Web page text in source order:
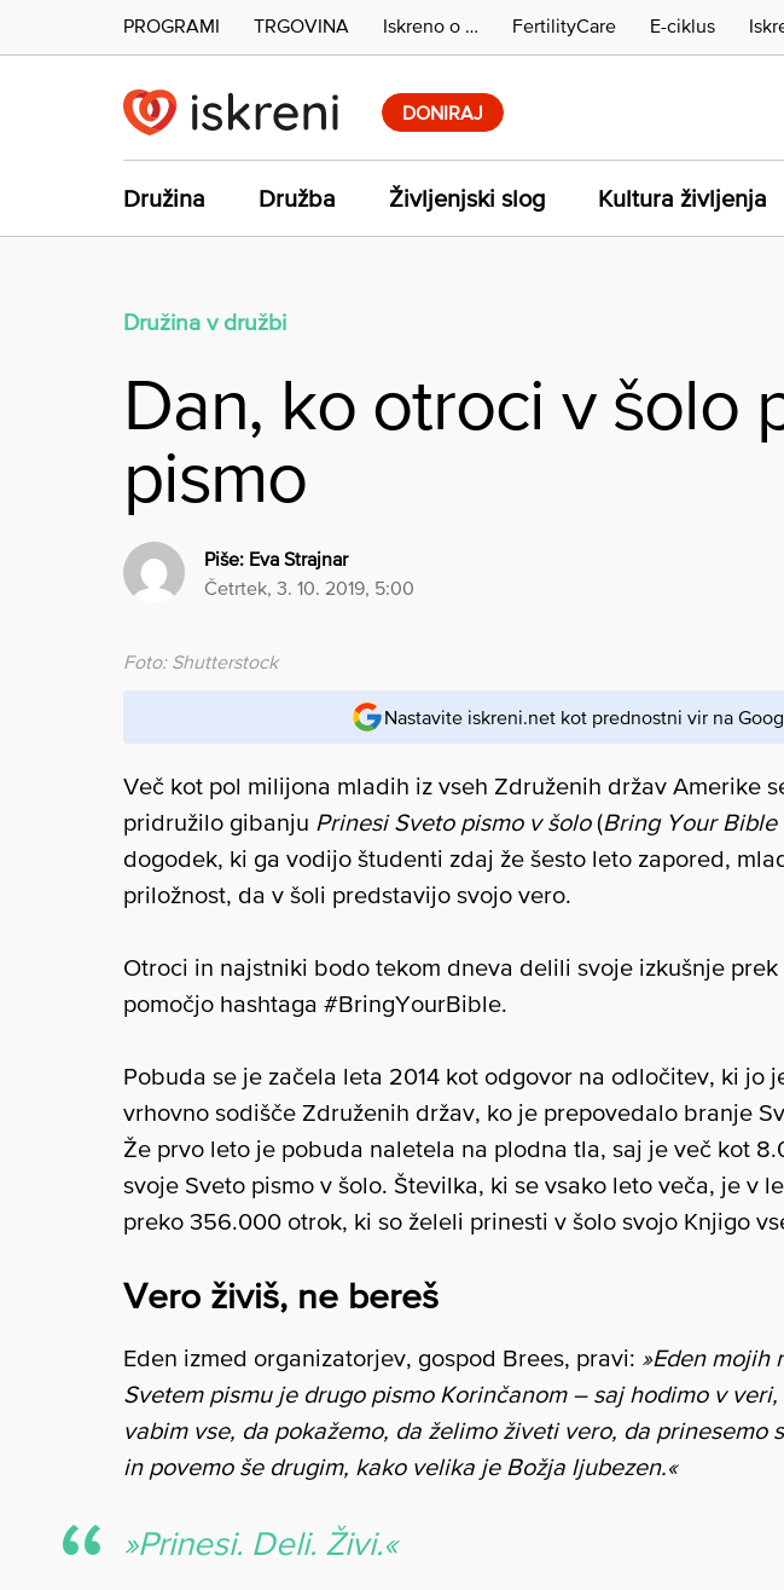
DONIRAJ
Družina Družba Življenjski slog Kultura življenja
PROGRAMI TRGOVINA Iskreno o … FertilityCare E-ciklus
Družina v družbi
Dan, ko otroci v šolo
pismo
Piše: Eva Strajnar
četrtek, 3. 10. 2019, 5:00
Foto: Shutterstock
Nastavite iskreni.net kot prednostni vir na
Več kot pol milijona mladih iz vseh Združenih držav Amerike
pridružilo gibanju Prinesi Sveto pismo v šolo(Bring Your Bible
dogodek, ki ga vodijo študenti zdaj že šesto leto zapored,
priložnost, da v šoli predstavijo svojo vero.
Otroci in najstniki bodo tekom dneva delili svoje izkušnje
pomočjo hashtaga #BringYourBible.
Pobuda se je začela leta 2014 kot odgovor na odločitev, ki jo
vrhovno sodišče Združenih držav, ko je prepovedalo branje
Že prvo leto je pobuda naletela na plodna tla, saj je več kot
svoje Sveto pismo v šolo. Številka, ki se vsako leto veča, je v
preko 356.000 otrok, ki so želeli prinesti v šolo svojo Knjigo
Vero živiš, ne bereš
Eden izmed organizatorjev, gospod Brees, pravi: »Eden mojih
Svetem pismu je drugo pismo Korinčanom – saj hodimo v
vabim vse, da pokažemo, da želimo živeti vero, da prinesemo
in povemo še drugim, kako velika je Božja ljubezen.«
»Prinesi. Deli. Živi.«